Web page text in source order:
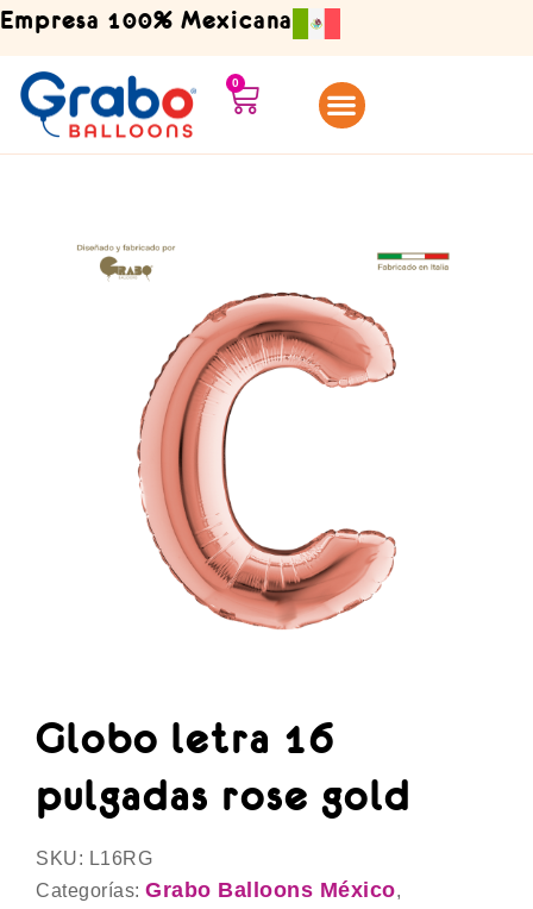
Ir
Empresa 100% Mexicana
0
Carrito
Globo letra 16
pulgadas rose gold
SKU: L16RG
Categorías: Grabo Balloons México,